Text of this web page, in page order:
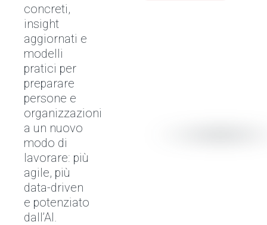
concreti,
insight
aggiornati e
modelli
pratici per
preparare
persone e
organizzazioni
a un nuovo
modo di
lavorare: più
agile, più
data-driven
e potenziato
dall’AI.